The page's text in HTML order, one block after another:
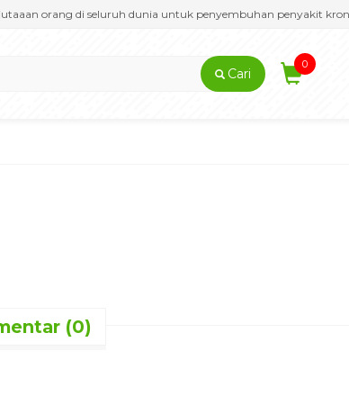
orang di seluruh dunia untuk penyembuhan penyakit kronis.
Cari
0
(0)